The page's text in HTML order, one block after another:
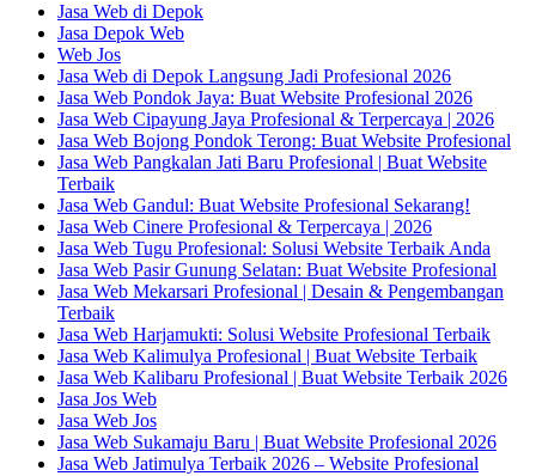
Jasa Web di Depok
Jasa Depok Web
Web Jos
Jasa Web di Depok Langsung Jadi Profesional 2026
Jasa Web Pondok Jaya: Buat Website Profesional 2026
Jasa Web Cipayung Jaya Profesional & Terpercaya | 2026
Jasa Web Bojong Pondok Terong: Buat Website Profesional
Jasa Web Pangkalan Jati Baru Profesional | Buat Website
Terbaik
Jasa Web Gandul: Buat Website Profesional Sekarang!
Jasa Web Cinere Profesional & Terpercaya | 2026
Jasa Web Tugu Profesional: Solusi Website Terbaik Anda
Jasa Web Pasir Gunung Selatan: Buat Website Profesional
Jasa Web Mekarsari Profesional | Desain & Pengembangan
Terbaik
Jasa Web Harjamukti: Solusi Website Profesional Terbaik
Jasa Web Kalimulya Profesional | Buat Website Terbaik
Jasa Web Kalibaru Profesional | Buat Website Terbaik 2026
Jasa Jos Web
Jasa Web Jos
Jasa Web Sukamaju Baru | Buat Website Profesional 2026
Jasa Web Jatimulya Terbaik 2026 – Website Profesional